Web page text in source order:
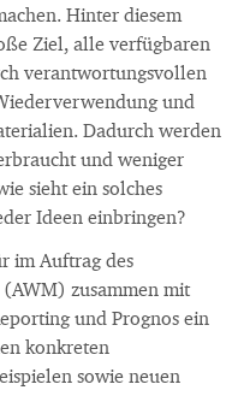
Hinter diesem
Ziel, alle verfügbaren
verantwortungsvollen
und
Dadurch werden
und weniger
sieht ein solches
Ideen einbringen?
im Auftrag des
zusammen mit
und Prognos ein
konkreten
sowie neuen